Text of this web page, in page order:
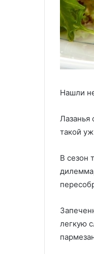
Нашли
Лазанья
такой
В сезон
легкую